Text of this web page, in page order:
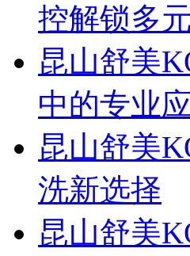
控解锁多
昆山舒美
中的专业
昆山舒美
洗新选择
昆山舒美